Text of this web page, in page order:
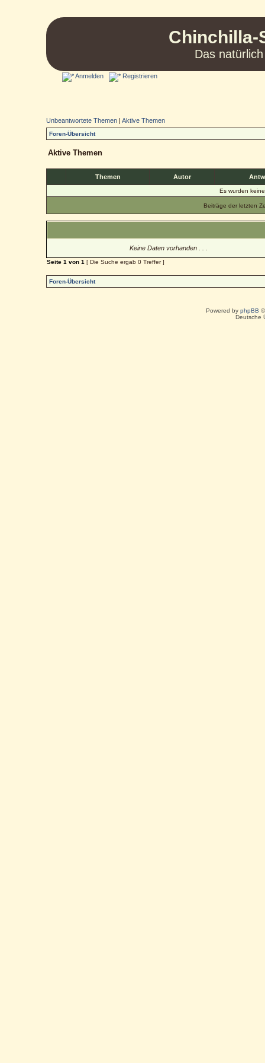
Chinchilla-
Das
Anmelden Registrieren
Unbeantwortete Themen |Aktive Themen
Foren-Übersicht
Aktive Themen
Themen Autor
Es wurden
Beiträge der letzten
Keine Daten vorhanden . . .
Seite1 von1 [ Die Suche ergab 0 Treffer ]
Foren-Übersicht
Powered by phpBB
Deutsche